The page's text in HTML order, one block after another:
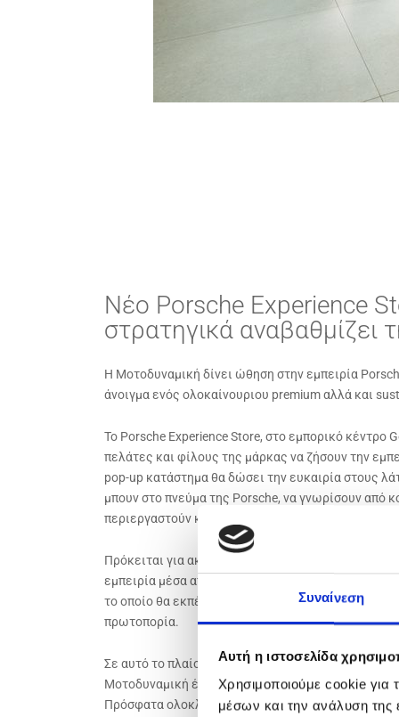
Συναίνεση
Αυτή η ιστοσελίδα
Χρησιμοποιούμε cookie για
μέσων και την ανάλυση της
Νέο Porsche Experience
στρατηγικά αναβαθμίζει
H Μοτοδυναμική δίνει ώθηση στην εμπειρία
άνοιγμα ενός ολοκαίνουριου premium αλλά και
Το Porsche Experience Store, στο εμπορικό κέντρο
πελάτες και φίλους της μάρκας να ζήσουν την
pop-up κατάστημα θα δώσει την ευκαιρία στους
μπουν στο πνεύμα της Porsche, να γνωρίσουν από
περιεργαστούν καινούργια μοντέλα.
Πρόκειται για ακόμη μια επένδυση του ομίλου
εμπειρία μέσα από μελετημένες κινήσεις και τη
το οποίο θα εκπέμπει το ιδιαίτερο στίγμα ενός
πρωτοπορία.
Σε αυτό το πλαίσιο, το 2023 είναι μια πολύ
Μοτοδυναμική έχει προγραμματίσει σημαντικές
Πρόσφατα ολοκληρώθηκε το mini facelift στο